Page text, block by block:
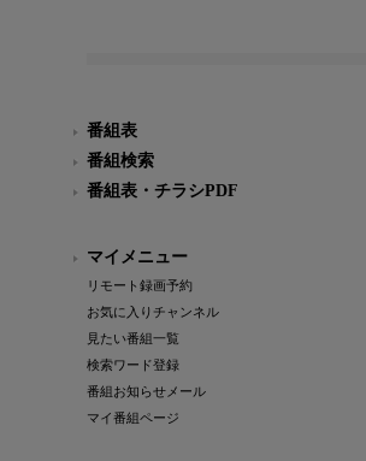
番組表
番組検索
番組表・チラシPDF
マイメニュー
リモート録画予約
お気に入りチャンネル
見たい番組一覧
検索ワード登録
番組お知らせメール
マイ番組ページ